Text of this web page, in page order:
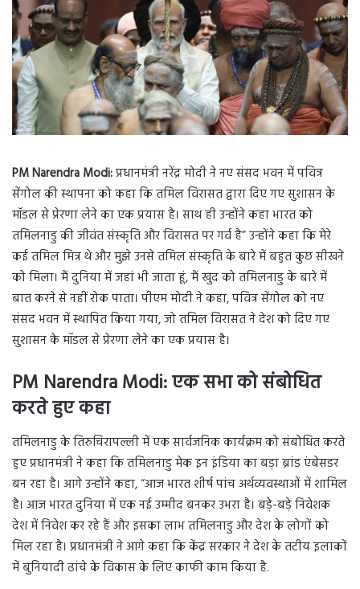
PM Narendra Modi:प्रधानमंत्री नरेंद्र मोदी ने नए संसद भवन में पवित्र
सेंगोल की स्थापना को कहा कि तमिल विरासत द्वारा दिए गए सुशासन के
मॉडल से प्रेरणा लेने का एक प्रयास है। साथ ही उन्होंने कहा भारत को
तमिलनाडु की जीवंत संस्कृति और विरासत पर गर्व है” उन्होंने कहा कि मेरे
कई तमिल मित्र थे और मुझे उनसे तमिल संस्कृति के बारे में बहुत कुछ सीखने
को मिला। मैं दुनिया में जहां भी जाता हूं, मैं खुद को तमिलनाडु के बारे में
बात करने से नहीं रोक पाता। पीएम मोदी ने कहा, पवित्र सेंगोल को नए
संसद भवन में स्थापित किया गया, जो तमिल विरासत ने देश को दिए गए
सुशासन के मॉडल से प्रेरणा लेने का एक प्रयास है।
PM Narendra Modi: एक सभा को संबोधित
करते हुए कहा
तमिलनाडु के तिरुचिरापल्ली में एक सार्वजनिक कार्यक्रम को संबोधित करते
हुए प्रधानमंत्री ने कहा कि तमिलनाडु मेक इन इंडिया का बड़ा ब्रांड एंबेसडर
बन रहा है। आगे उन्होंने कहा, “आज भारत शीर्ष पांच अर्थव्यवस्थाओं में शामिल
है। आज भारत दुनिया में एक नई उम्मीद बनकर उभरा है। बड़े-बड़े निवेशक
देश में निवेश कर रहे हैं और इसका लाभ तमिलनाडु और देश के लोगों को
मिल रहा है। प्रधानमंत्री ने आगे कहा कि केंद्र सरकार ने देश के तटीय इलाकों
में बुनियादी ढांचे के विकास के लिए काफी काम किया है.